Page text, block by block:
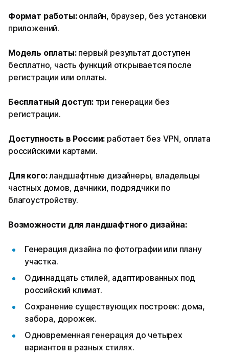
Формат работы: онлайн, браузер, без установки
приложений.
Модель оплаты:первый результат доступен
бесплатно, часть функций открывается после
регистрации или оплаты.
Бесплатный доступ: три генерации без
регистрации.
Доступность в России: работает без VPN, оплата
российскими картами.
Для кого:ландшафтные дизайнеры, владельцы
частных домов, дачники, подрядчики по
благоустройству.
Возможности для ландшафтного дизайна:
Генерация дизайна по фотографии или плану
участка.
Одиннадцать стилей, адаптированных под
российский климат.
Сохранение существующих построек: дома,
забора, дорожек.
Одновременная генерация до четырех
вариантов в разных стилях.